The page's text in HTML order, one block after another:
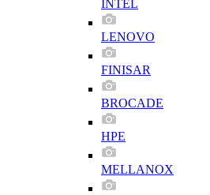
INTEL
LENOVO
FINISAR
BROCADE
HPE
MELLANOX